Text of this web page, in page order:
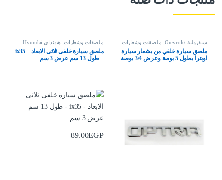
شيفرولية Chevrolet ملصقات وشعارات
ملصق سيارة خلفي من بشعار سيارة
اوبترا بطول 5 بوصة وعرض 3/4 بوصة
ملصقات وشعارات هيونداى Hyundai
ملصق سيارة خلفى ثلاثى الابعاد – ix35
– طول 13 سم عرض 3 سم
89.00EGP